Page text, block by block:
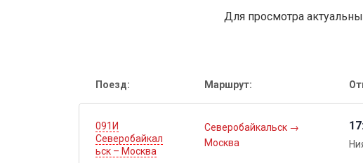
Для просмотра
Поезд: Маршрут:
091И
Северобайкал
ьск – Москва
Северобайкальск →
Москва